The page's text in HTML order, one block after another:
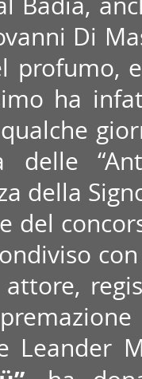
Di
profumo,
ha
delle
della
del
attore,
Leander